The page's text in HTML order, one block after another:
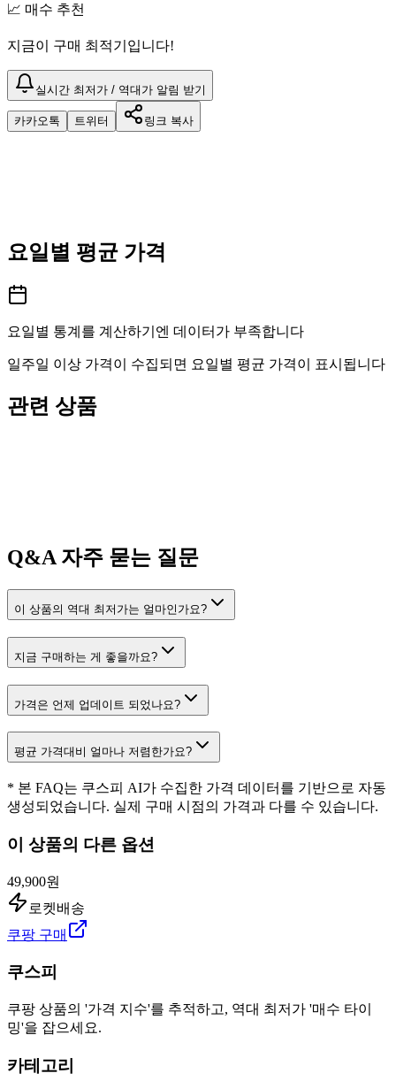
📈 매수 추천
지금이 구매 최적기입니다!
실시간 최저가 / 역대가 알림 받기
카카오톡 트위터 링크 복사
요일별 평균 가격
요일별 통계를 계산하기엔 데이터가 부족합니다
일주일 이상 가격이 수집되면 요일별 평균 가격이 표시됩니다
관련 상품
Q&A자주 묻는 질문
이 상품의 역대 최저가는 얼마인가요?
지금 구매하는 게 좋을까요?
가격은 언제 업데이트 되었나요?
평균 가격대비 얼마나 저렴한가요?
* 본 FAQ는 쿠스피 AI가 수집한 가격 데이터를 기반으로 자동
생성되었습니다. 실제 구매 시점의 가격과 다를 수 있습니다.
이 상품의 다른 옵션
49,900원
로켓배송
쿠팡 구매
쿠스피
쿠팡 상품의 '가격 지수'를 추적하고, 역대 최저가 '매수 타이
밍'을 잡으세요.
카테고리